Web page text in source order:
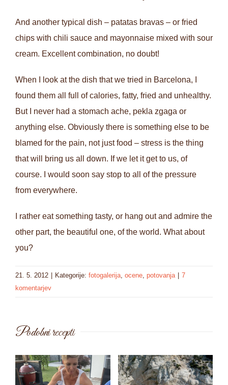
And another typical dish – patatas bravas – or fried
chips with chili sauce and mayonnaise mixed with sour
cream. Excellent combination, no doubt!
When I look at the dish that we tried in Barcelona, I
found them all full of calories, fatty, fried and unhealthy.
But I never had a stomach ache, pekla zgaga or
anything else. Obviously there is something else to be
blamed for the pain, not just food – stress is the thing
that will bring us all down. If we let it get to us, of
course. I would soon say stop to all of the pressure
from everywhere.
I rather eat something tasty, or hang out and admire the
other part, the beautiful one, of the world. What about
you?
21. 5. 2012 Kategorije: fotogalerija, ocene, potovanja
7
komentarjev
Podobni recepti